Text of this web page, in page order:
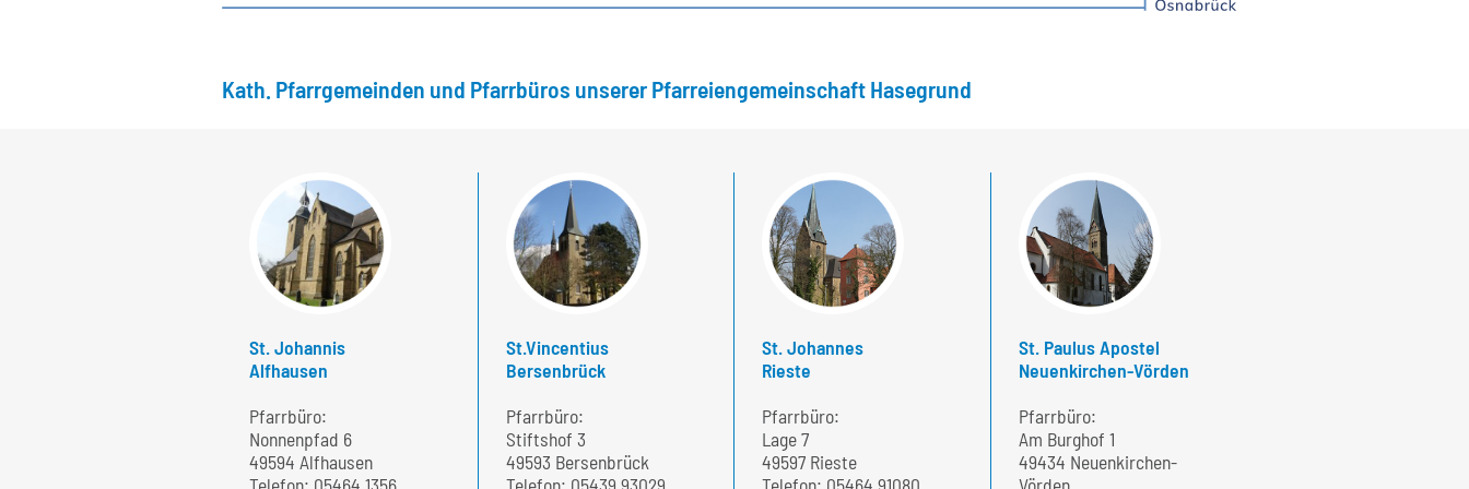
Kath. Pfarrgemeinden und Pfarrbüros unserer Pfarreiengemeinschaft Hasegrund
St. Johannis
Alfhausen
Pfarrbüro:
Nonnenpfad 6
49594 Alfhausen
St.Vincentius
Bersenbrück
Pfarrbüro:
Stiftshof 3
49593 Bersenbrück
St. Johannes
Rieste
Pfarrbüro:
Lage 7
49597 Rieste
St. Paulus Apostel
Neuenkirchen-Vörden
Pfarrbüro:
Am Burghof 1
49434 Neuenkirchen-